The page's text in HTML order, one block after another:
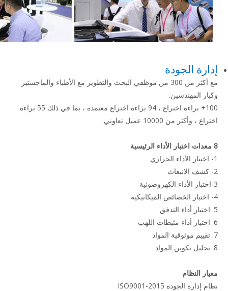
إدارة الجودة
مع أكثر من 300 من موظفي البحث والتطوير مع الأطباء والماجستير
وكبار المهندسين.
100+ براءة اختراع ، 94 براءة اختراع معتمدة ، بما في ذلك 55 براءة
اختراع ، وأكثر من 10000 عميل تعاوني.
8 معدات اختبار الأداء الرئيسية
1- اختبار الأداء الحراري
2- كشف الانبعاث
3-اختبار الأداء الكهروضوئية
4- اختبار الخصائص الميكانيكية
5. اختبار أداء التدفق
6. اختبار أداء مثبطات اللهب
7. تقييم موثوقية المواد
8. تحليل تكوين المواد
معيار النظام
نظام إدارة الجودة ISO9001-2015